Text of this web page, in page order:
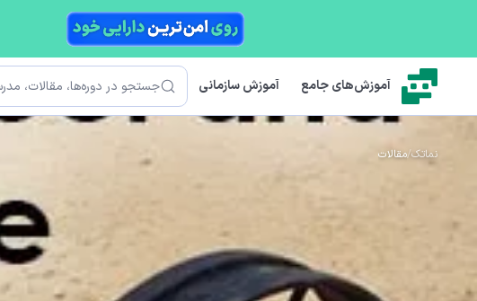
آموزش‌های جامع آموزش سازمانی جستجو
نماتک/مقالات